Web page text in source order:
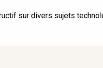
sur divers sujets